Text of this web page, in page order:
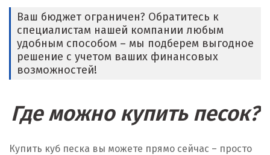
Ваш бюджет ограничен? Обратитесь к
специалистам нашей компании любым
удобным способом – мы подберем выгодное
решение с учетом ваших финансовых
возможностей!
Где можно купить песок?
Купить куб песка вы можете прямо сейчас – просто